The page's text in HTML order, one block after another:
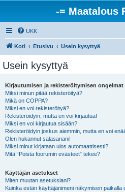
-= Maatalous
UKK
Koti Etusivu Usein kysyttyä
Usein kysyttyä
Kirjautumisen ja rekisteröitymisen ongelmat
Miksi minun pitää rekisteröityä?
Mikä on COPPA?
Miksi en voi rekisteröityä?
Rekisteröidyin, mutta en voi kirjautua!
Miksi en voi kirjautua sisään?
Rekisteröidyin joskus aiemmin, mutta en voi
Olen hukannut salasanani!
Miksi minut kirjataan ulos automaattisesti?
Mitä “Poista foorumin evästeet” tekee?
Käyttäjän asetukset
Miten muutan asetuksiani?
Kuinka estän käyttäjänimeni näkymisen paikalla